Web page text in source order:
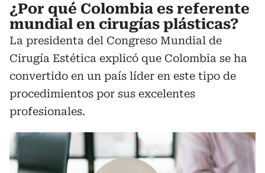
¿Por qué Colombia es referente
mundial en cirugías plásticas?
La presidenta del Congreso Mundial de
Cirugía Estética explicó que Colombia se ha
convertido en un país líder en este tipo de
procedimientos por sus excelentes
profesionales.